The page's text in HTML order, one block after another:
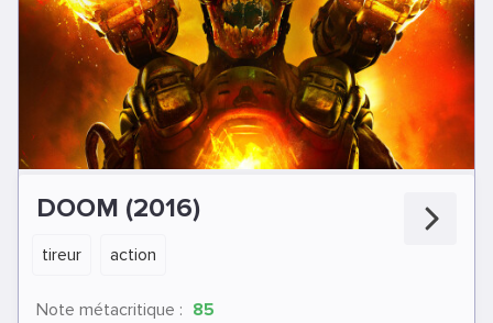
DOOM (2016)
tireur action
Note métacritique : 85